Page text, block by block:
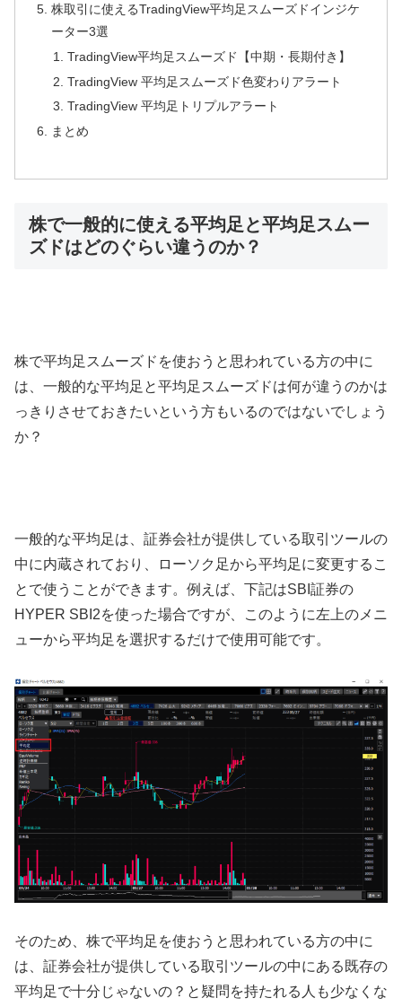
株取引に使えるTradingView平均足スムーズドインジケ
ーター3選
TradingView平均足スムーズド【中期・長期付き】
TradingView 平均足スムーズド色変わりアラート
TradingView 平均足トリプルアラート
まとめ
株で一般的に使える平均足と平均足スムー
ズドはどのぐらい違うのか？
株で平均足スムーズドを使おうと思われている方の中に
は、一般的な平均足と平均足スムーズドは何が違うのかは
っきりさせておきたいという方もいるのではないでしょう
か？
一般的な平均足は、証券会社が提供している取引ツールの
中に内蔵されており、ローソク足から平均足に変更するこ
とで使うことができます。例えば、下記はSBI 証券の
HYPER SBI2を使った場合ですが、このように左上のメニ
ューから平均足を選択するだけで使用可能です。
そのため、株で平均足を使おうと思われている方の中に
は、証券会社が提供している取引ツールの中にある既存の
平均足で十分じゃないの？と疑問を持たれる人も少なくな